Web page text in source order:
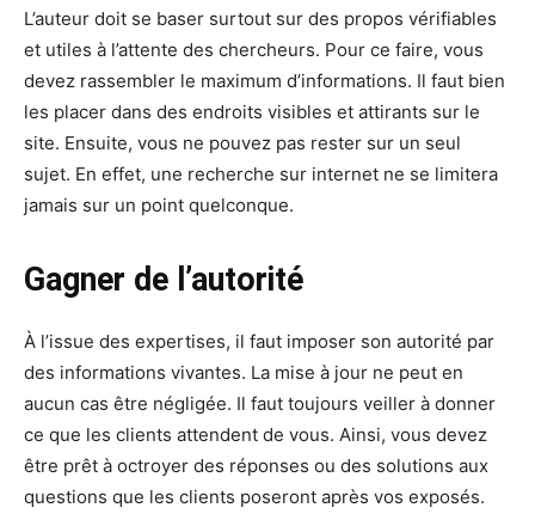
L’auteur doit se baser surtout sur des propos vérifiables
et utiles à l’attente des chercheurs. Pour ce faire, vous
devez rassembler le maximum d’informations. Il faut bien
les placer dans des endroits visibles et attirants sur le
site. Ensuite, vous ne pouvez pas rester sur un seul
sujet. En effet, une recherche sur internet ne se limitera
jamais sur un point quelconque.
Gagner de l’autorité
À l’issue des expertises, il faut imposer son autorité par
des informations vivantes. La mise à jour ne peut en
aucun cas être négligée. Il faut toujours veiller à donner
ce que les clients attendent de vous. Ainsi, vous devez
être prêt à octroyer des réponses ou des solutions aux
questions que les clients poseront après vos exposés.